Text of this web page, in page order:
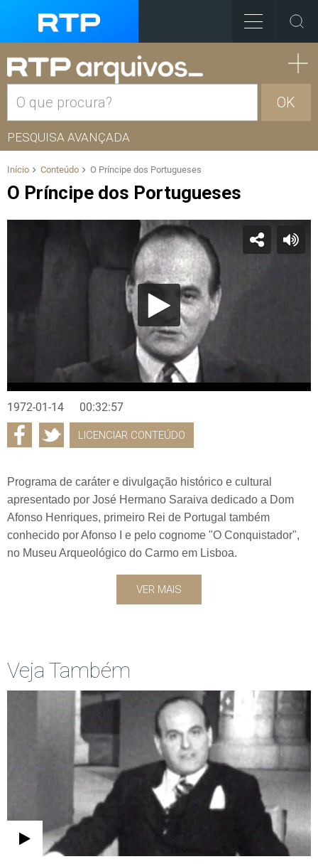
OK
PESQUISA AVANÇADA
Início Conteúdo O Príncipe dos Portugueses
O Príncipe dos Portugueses
1972-01-14 00:32:57
LICENCIAR CONTEÚDO
Programa de caráter e divulgação histórico e cultural
apresentado por José Hermano Saraiva dedicado a Dom
Afonso Henriques, primeiro Rei de Portugal também
conhecido por Afonso I e pelo cognome "O Conquistador",
no Museu Arqueológico do Carmo em Lisboa.
VER MAIS
Veja Também